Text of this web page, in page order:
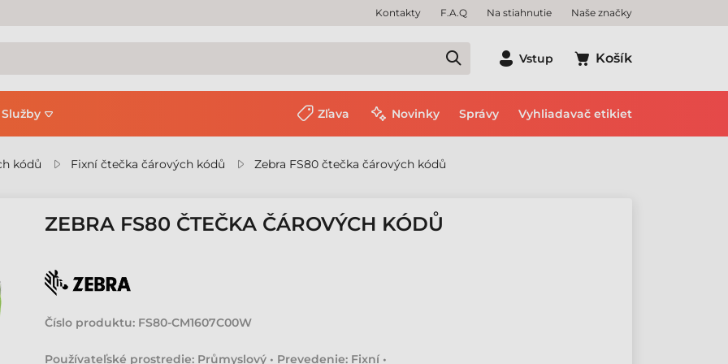
Kontakty F.A.Q Na stiahnutie Naše značky
Vstup Košík
Služby Zľava Novinky Správy Vyhliadavač etikiet
kódů Fixní čtečka čárových kódů Zebra FS80 čtečka čárových kódů
ZEBRA FS80 ČTEČKA ČÁROVÝCH KÓDŮ
Číslo produktu: FS80-CM1607C00W
Používateľské prostredie: Průmyslový • Prevedenie: Fixní •